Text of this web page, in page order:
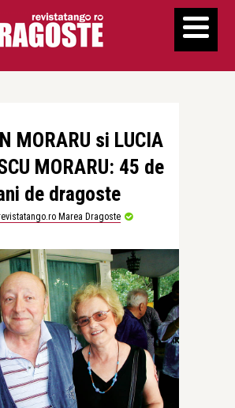
MORARU si LUCIA
MORARU: 45 de
de dragoste
Marea Dragoste